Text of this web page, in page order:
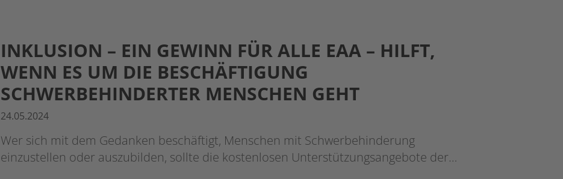
INKLUSION – EIN GEWINN FÜR ALLE EAA – HILFT,
WENN ES UM DIE BESCHÄFTIGUNG
SCHWERBEHINDERTER MENSCHEN GEHT
24.05.2024
Wer sich mit dem Gedanken beschäftigt, Menschen mit Schwerbehinderung
einzustellen oder auszubilden, sollte die kostenlosen Unterstützungsangebote der…